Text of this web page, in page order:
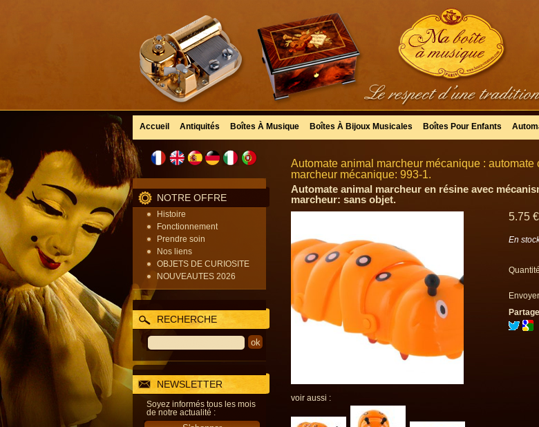
Accueil Antiquités Boîtes À Musique Boîtes À Bijoux Musicales Boîtes Pour Enfants
NOTRE OFFRE
Histoire
Fonctionnement
Prendre soin
Nos liens
OBJETS DE CURIOSITE
NOUVEAUTES 2026
RECHERCHE
NEWSLETTER
Soyez informés tous les mois
de notre actualité :
Automate animal marcheur mécanique :
marcheur mécanique: 993-1.
Automate animal marcheur en résine avec
marcheur: sans objet.
voir aussi :
5.75 €
En
Quantité